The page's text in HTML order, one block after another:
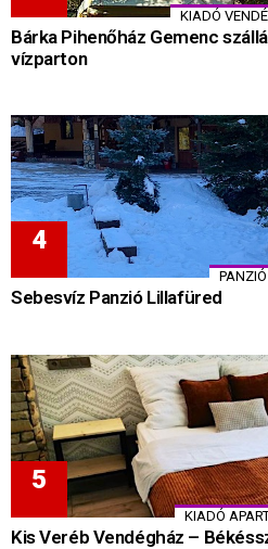
KIADÓ
Bárka Pihenőház Gemenc
vízparton
PANZIÓ
Sebesvíz Panzió Lillafüred
KIADÓ
Kis Veréb Vendégház –